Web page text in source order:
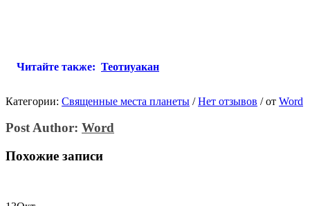
Читайте также: Теотиуакан
Категории: Священные места планеты / Нет отзывов /от Word
Post Author: Word
Похожие записи